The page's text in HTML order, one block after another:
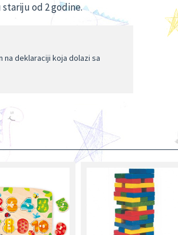
od 2 godine.
na deklaraciji koja dolazi sa